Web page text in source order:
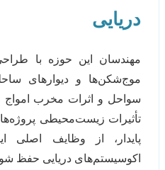
دریایی
مهندسان این حوزه با
موج‌شکن‌ها و دیوارهای
سواحل و اثرات مخرب امواج
تأثیرات زیست‌محیطی
پایدار، از وظایف اصلی
اکوسیستم‌های دریایی حفظ